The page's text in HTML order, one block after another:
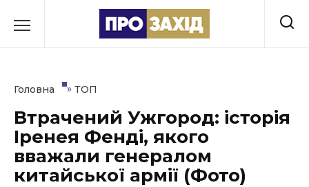
до
Культура
Освіта
Головна » ТОП
Втрачений Ужгород: історія
Іренея Фенді, якого
вважали генералом
китайської армії (Фото)